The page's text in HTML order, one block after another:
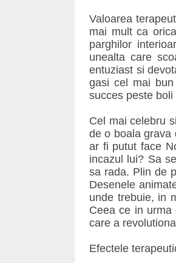
Valoarea
mai mult ca
parghilor
unealta care
entuziast si
gasi cel mai
succes peste
Cel mai celebru
de o boala grava
ar fi putut face
incazul lui? Sa
sa rada. Plin de
Desenele
unde trebuie, in
Ceea ce in urma
care a
Efectele